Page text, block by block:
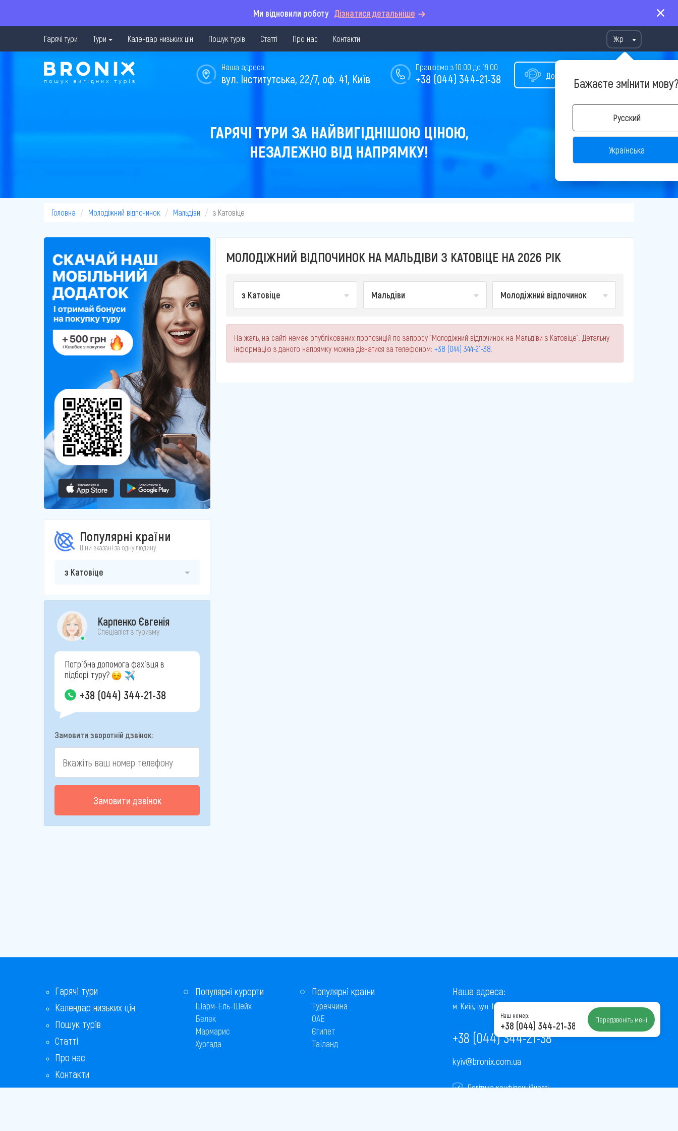
Ми відновили роботу Дізнатися детальніше
Гарячі тури Тури Календар низьких цін Пошук турів Статті Про нас Контакти Укр
Бажаєте змінити
Русский
Українська
Допомога у виборі туру
Працюємо з 10:00 до 19:00
+38 (044) 344-21-38
Наша адреса
вул. Інститутська, 22/7, оф. 41, Київ
ГАРЯЧІ ТУРИ ЗА НАЙВИГІДНІШОЮ ЦІНОЮ,
НЕЗАЛЕЖНО ВІД НАПРЯМКУ!
Головна Молодіжний відпочинок Мальдіви з Катовіце
Популярні країни
Ціни вказані за одну людину
з Катовіце
Карпенко Євгенія
Спеціаліст з туризму
Потрібна допомога фахівця в
підборі туру?
+38 (044) 344-21-38
Замовити зворотній дзвінок:
Замовити дзвінок
МОЛОДІЖНИЙ ВІДПОЧИНОК НА МАЛЬДІВИ З КАТОВІЦЕ НА 2026 РІК
з Катовіце Мальдіви Молодіжний відпочинок
На жаль, на сайті немає опублікованих пропозицій по запросу "Молодіжний відпочинок на Мальдіви з Катовіце". Детальну
інформацію з даного напрямку можна дізнатися за телефоном: +38 (044) 344-21-38
Гарячі тури
Календар низьких цін
Пошук турів
Статті
Про нас
Контакти
Бонусна програма
Популярні курорти
Шарм-Ель-Шейх
Белек
Мармарис
Хургада
Популярні країни
Туреччина
ОАЕ
Єгипет
Таїланд
Наша адреса:
м. Київ, вул. Інститутська, 22/7, оф. 41
+38 (044) 344-21-38
kyiv@bronix.com.ua
Політика конфіденційності
Наш номер:
+38 (044) 344-21-38 Передзвоніть мені